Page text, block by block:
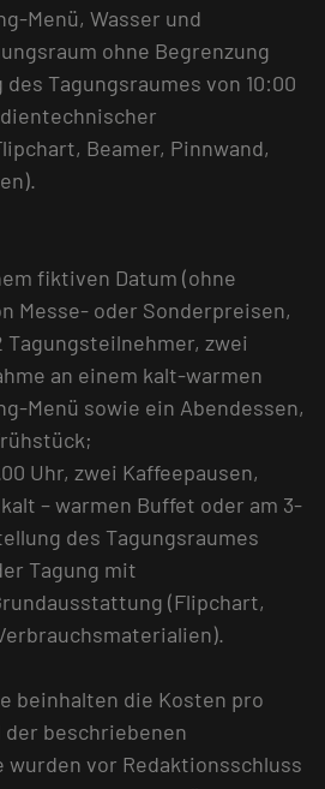
Menü, Wasser und
ohne Begrenzung
Tagungsraumes von 10:00
Beamer, Pinnwand,
fiktiven Datum (ohne
Messe- oder Sonderpreisen,
Tagungsteilnehmer, zwei
an einem kalt-warmen
Menü sowie ein Abendessen,
Uhr, zwei Kaffeepausen,
– warmen Buffet oder am 3-
des Tagungsraumes
Tagung mit
(Flipchart,
beinhalten die Kosten pro
beschriebenen
wurden vor Redaktionsschluss